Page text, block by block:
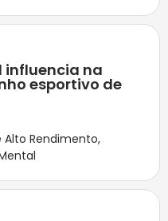
influencia na
esportivo de
Alto Rendimento,